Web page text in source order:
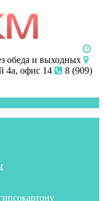
обеда и выходных
4а, офис 14
8 (909)